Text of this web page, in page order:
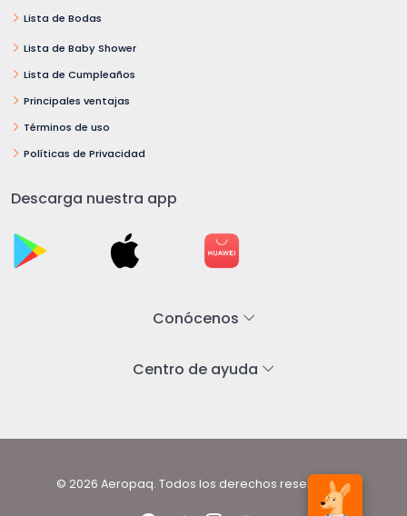
Lista de Bodas
Lista de Baby Shower
Lista de Cumpleaños
Principales ventajas
Términos de uso
Políticas de Privacidad
Descarga nuestra app
Conócenos
Centro de ayuda
© 2026 Aeropaq. Todos los derechos reservados.